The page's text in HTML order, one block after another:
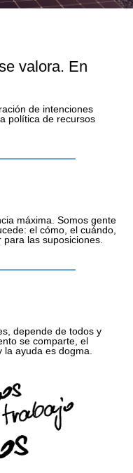
valora. En
de intenciones
política de recursos
máxima. Somos gente
el cómo, el cuándo,
las suposiciones.
depende de todos y
se comparte, el
ayuda es dogma.